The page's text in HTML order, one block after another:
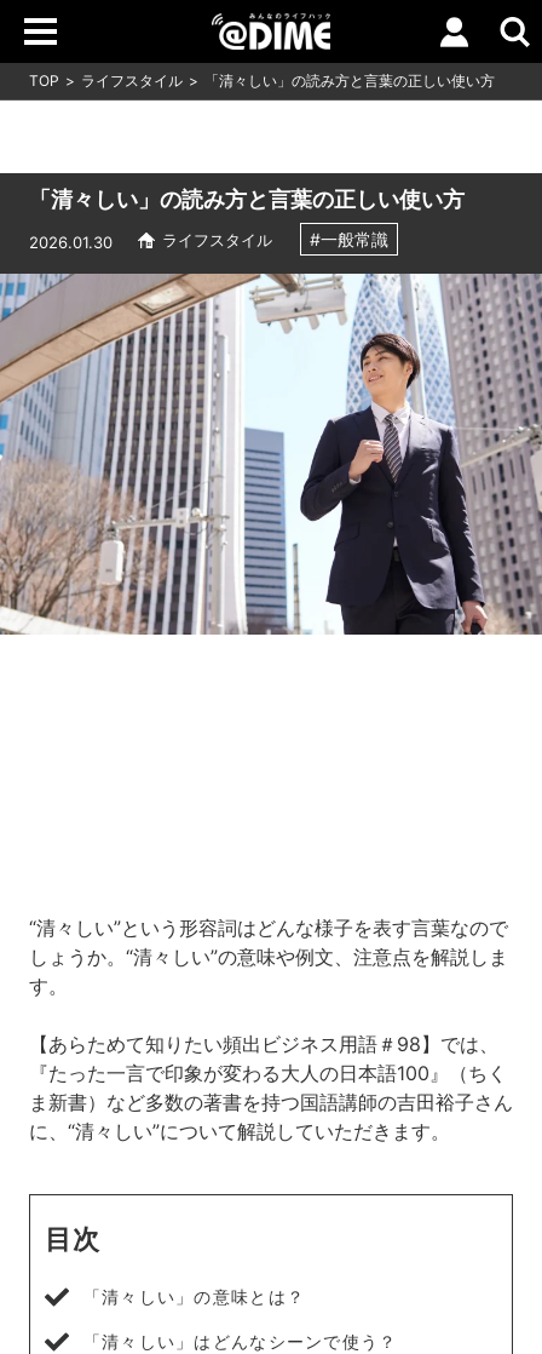
TOP ライフスタイル 「清々しい」の読み方と言葉の正しい使い方
「清々しい」の読み方と言葉の正しい使い方
2026.01.30 ライフスタイル #一般常識
“清々しい”という形容詞はどんな様子を表す言葉なので
しょうか。“清々しい”の意味や例文、注意点を解説しま
す。
【あらためて知りたい頻出ビジネス用語＃98】では、
『たった一言で印象が変わる大人の日本語100』（ちく
ま新書）など多数の著書を持つ国語講師の吉田裕子さん
に、“清々しい”について解説していただきます。
目次
「清々しい」の意味とは？
「清々しい」はどんなシーンで使う？